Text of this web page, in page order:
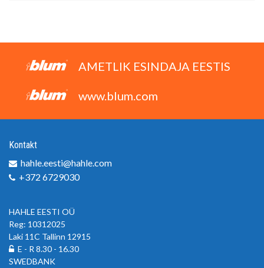
AMETLIK ESINDAJA EESTIS
www.blum.com
Kontakt
hahle.eesti@hahle.com
+372 6729030
HAHLE EESTI OÜ
Reg: 10312025
Laki 11C Tallinn 12915
E - R 8.30 - 16.30
SWEDBANK